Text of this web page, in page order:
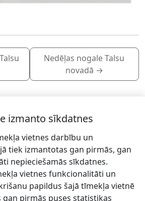
Nedēļas nogale Talsu
novadā →
e-pastā un nepalaid garām
izmanto sīkdatnes
vietnes darbību un
tiek izmantotas gan pirmās, gan
nepieciešamās sīkdatnes.
vietnes funkcionalitāti un
papildus šajā tīmekļa vietnē
pirmās puses statistikas